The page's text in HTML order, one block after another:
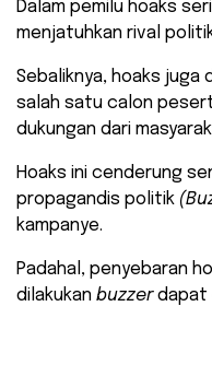
Dalam pemilu hoaks
menjatuhkan rival
Sebaliknya, hoaks juga
salah satu calon
dukungan dari
Hoaks ini cenderung
propagandis politik
kampanye.
Padahal, penyebaran
dilakukan buzzerdapat